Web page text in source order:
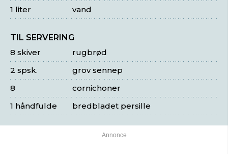
vand
1 liter
TIL SERVERING
rugbrød
8 skiver
grov sennep
2 spsk.
cornichoner
8
bredbladet persille
1 håndfulde